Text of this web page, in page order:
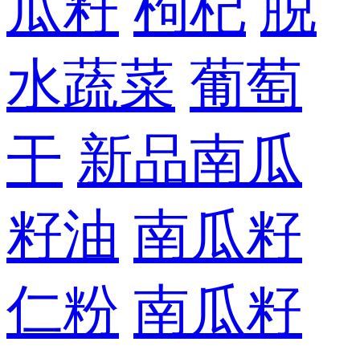
水蔬菜 葡萄
干 新品南瓜
籽油 南瓜籽
仁粉 南瓜籽